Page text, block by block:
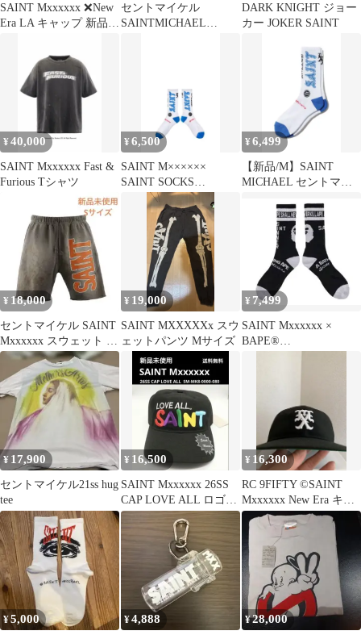
SAINT Mxxxxxx ❌New
Era LA キャップ 新品未
セントマイケル
SAINTMICHAEL
DARK KNIGHT ジョー
カー JOKER SAINT
¥40,000
SAINT Mxxxxxx Fast &
Furious Tシャツ
¥6,500
SAINT M××××××
SAINT SOCKS
WHITE× BLUE
¥6,499
【新品/M】SAINT
MICHAEL セントマイ
¥ 18,000
セントマイケル SAINT
Mxxxxxx スウェット シ
ョートパンツ S
¥ 19,000
SAINT MXXXXXx スウ
ェットパンツ Mサイズ
¥ 7,499
SAINT Mxxxxxx ×
BAPE®
¥ 17,900
セントマイケル21ss hug
tee
¥ 16,500
SAINT Mxxxxxx 26SS
CAP LOVE ALL ロゴ刺
繍日本製
¥ 16,300
RC 9FIFTY ©SAINT
Mxxxxxx New Era キャ
ップ
¥5,000 ¥4,888 ¥28,000